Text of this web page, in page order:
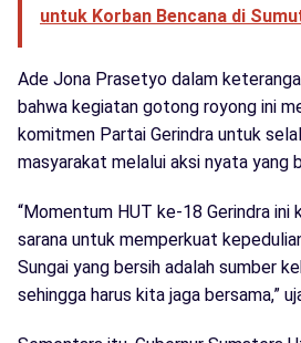
untuk Korban Bencana di
Ade Jona Prasetyo dalam
bahwa kegiatan gotong royong ini
komitmen Partai Gerindra untuk
masyarakat melalui aksi nyata yang
“Momentum HUT ke-18 Gerindra ini
sarana untuk memperkuat
Sungai yang bersih adalah sumber
sehingga harus kita jaga bersama,”